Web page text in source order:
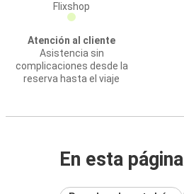
Flixshop
Atención al cliente
Asistencia sin
complicaciones desde la
reserva hasta el viaje
En esta página